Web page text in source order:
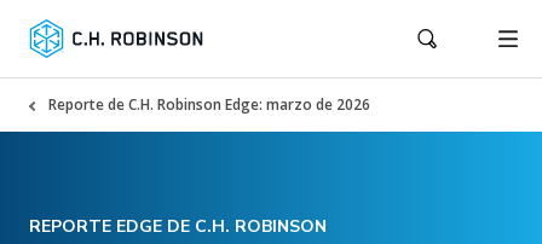
Reporte de C.H. Robinson Edge: marzo de 2026
REPORTE EDGE DE C.H. ROBINSON